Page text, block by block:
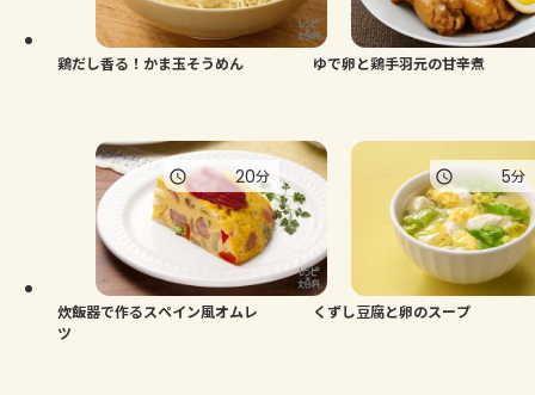
鶏だし香る！かま玉そうめん ゆで卵と鶏手羽元の甘辛煮
炊飯器で作るスペイン風オムレ
ツ
20分
くずし豆腐と卵のスープ
5分